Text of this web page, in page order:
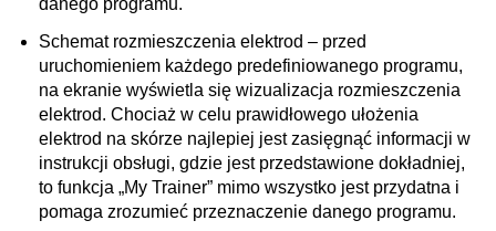
danego programu.
Schemat rozmieszczenia elektrod – przed
uruchomieniem każdego predefiniowanego programu,
na ekranie wyświetla się wizualizacja rozmieszczenia
elektrod. Chociaż w celu prawidłowego ułożenia
elektrod na skórze najlepiej jest zasięgnąć informacji w
instrukcji obsługi, gdzie jest przedstawione dokładniej,
to funkcja „My Trainer” mimo wszystko jest przydatna i
pomaga zrozumieć przeznaczenie danego programu.